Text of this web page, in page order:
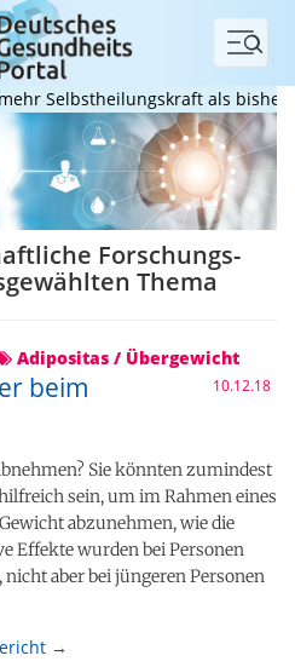
Menü
Selbstheilungskraft als bisher
Forschungs­
Thema
Adipositas / Übergewicht
10.12.18
beim
Sie könnten zumindest
sein, um im Rahmen eines
abzunehmen, wie die
Effekte wurden bei Personen
aber bei jüngeren Personen
→